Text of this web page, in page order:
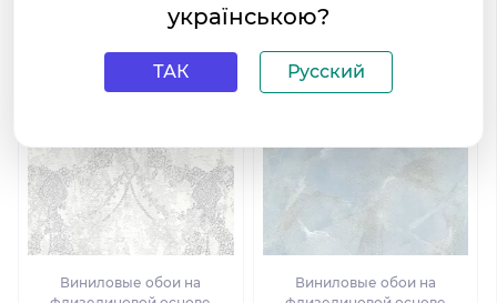
Limonta Villa Carlotta 39302
Limonta Villa Carlotta 39607
Виниловые обои на
Виниловые обои на
українською?
ТАК Русский